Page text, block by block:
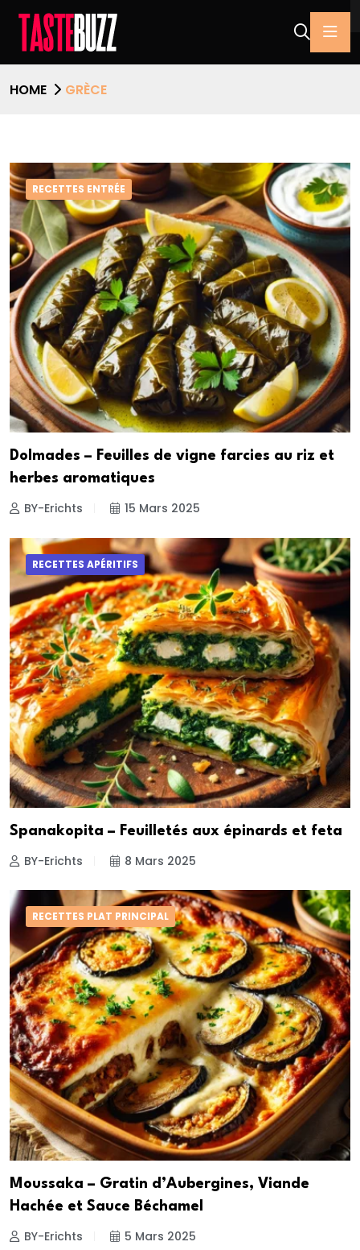
HOME GRÈCE
RECETTES ENTRÉE
Dolmades – Feuilles de vigne farcies au riz et
herbes aromatiques
BY-Erichts 15 Mars 2025
RECETTES APÉRITIFS
Spanakopita – Feuilletés aux épinards et feta
BY-Erichts 8 Mars 2025
RECETTES PLAT PRINCIPAL
Moussaka – Gratin d’Aubergines, Viande
Hachée et Sauce Béchamel
BY-Erichts 5 Mars 2025